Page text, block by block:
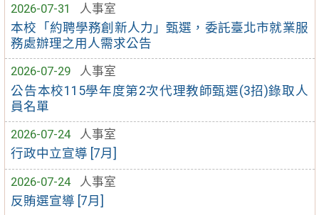
2026-07-31
人事室
本校「約聘學務創新人力」甄選，委託臺北市就業服
務處辦理之用人需求公告
2026-07-29
人事室
公告本校115學年度第2次代理教師甄選(3招)錄取人
員名單
2026-07-24
人事室
行政中立宣導 [7月]
2026-07-24
人事室
反賄選宣導 [7月]